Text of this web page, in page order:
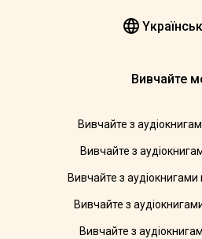
Вивчайте
Вивчайте з
Вивчайте з
Вивчайте з
Вивчайте з
Вивчайте з